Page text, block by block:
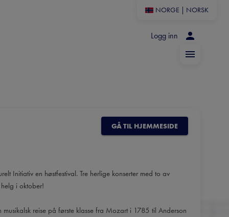
NORGE NORSK
Logg inn
GÅ TIL HJEMMESIDE
Initiativ en høstfestival. Tre herlige konserter med to av
i oktober!
musikalsk reise på første klasse fra Mozart i 1785 til Anderson